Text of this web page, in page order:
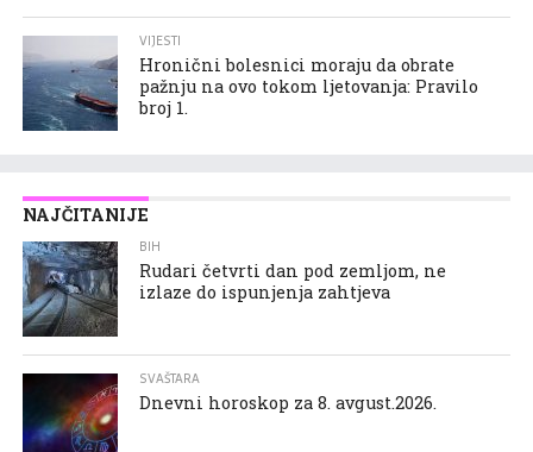
VIJESTI
Hronični bolesnici moraju da obrate
pažnju na ovo tokom ljetovanja: Pravilo
broj 1.
NAJČITANIJE
BIH
Rudari četvrti dan pod zemljom, ne
izlaze do ispunjenja zahtjeva
SVAŠTARA
Dnevni horoskop za 8. avgust.2026.